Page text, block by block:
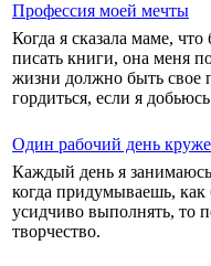
Профессия моей мечты
Когда я сказала маме,
писать книги, она меня
жизни должно быть свое
гордиться, если я
Один рабочий день
Каждый день я
когда придумываешь, как
усидчиво выполнять, то
творчество.